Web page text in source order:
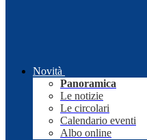
Novità
Panoramica
Le notizie
Le circolari
Calendario eventi
Albo online